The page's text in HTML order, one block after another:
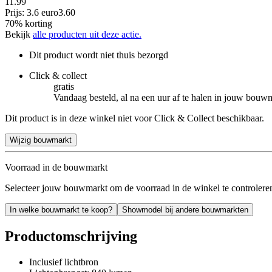
Prijs: 3.6 euro3.60
70% korting
Bekijk alle producten uit deze actie.
Dit product wordt niet thuis bezorgd
Click & collect
gratis
Vandaag besteld, al na een uur af te halen in jouw
Dit product is in deze winkel niet voor Click & Collect beschikbaar.
Wijzig bouwmarkt
Voorraad in de bouwmarkt
Selecteer jouw bouwmarkt om de voorraad in de winkel te
In welke bouwmarkt te koop? Showmodel bij andere bouwmarkten
Productomschrijving
Inclusief lichtbron